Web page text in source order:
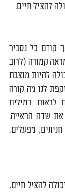
להציל חיים.
קודם כל נסביר
קמורה (לרוב
להיות מוצבת
לנו מה קורה
לראות. במילים
שדה הראייה.
מפעלים,
להציל חיים,